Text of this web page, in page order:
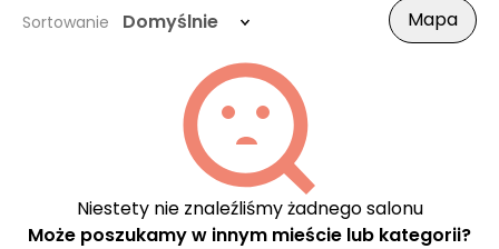
Sortowanie Domyślnie Mapa
Niestety nie znaleźliśmy żadnego salonu
Może poszukamy w innym mieście lub kategorii?